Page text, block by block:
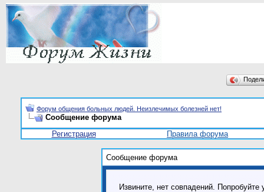
Форум общения больных людей. Неизлечимых болезней нет!
Сообщение форума
Регистрация
Правила форума
Сообщение форума
Извините, нет совпадений.